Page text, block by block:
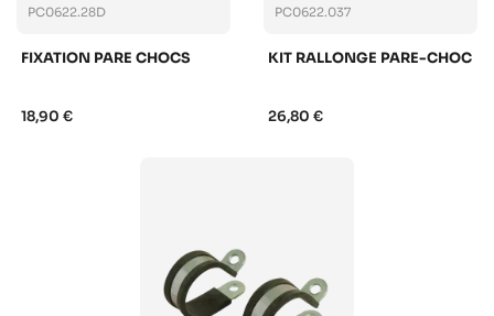
PC0622.28D
FIXATION PARE CHOCS
18,90 €
PC0622.037
KIT RALLONGE PARE-CHOC
26,80 €